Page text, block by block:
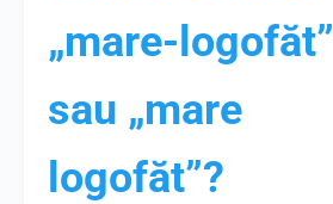
„mare-logofăt”
sau „mare
logofăt”?